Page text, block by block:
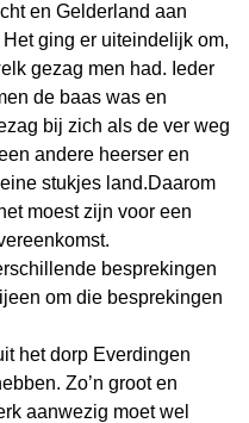
en Gelderland aan
ging er uiteindelijk om,
gezag men had. Ieder
de baas was en
bij zich als de ver weg
andere heerser en
stukjes land.Daarom
moest zijn voor een
besprekingen
om die besprekingen
het dorp Everdingen
Zo’n groot en
aanwezig moet wel